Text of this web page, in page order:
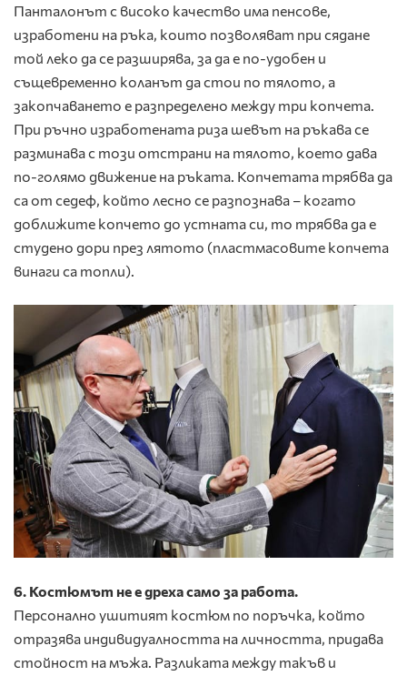
Панталонът с високо качество има пенсове,
изработени на ръка, които позволяват при сядане
той леко да се разширява, за да е по-удобен и
същевременно коланът да стои по тялото, а
закопчаването е разпределено между три копчета.
При ръчно изработената риза шевът на ръкава се
разминава с този отстрани на тялото, което дава
по-голямо движение на ръката. Копчетата трябва да
са от седеф, който лесно се разпознава – когато
доближите копчето до устната си, то трябва да е
студено дори през лятото (пластмасовите копчета
винаги са топли).
6. Костюмът не е дреха само за работа.
Персонално ушитият костюм по поръчка, който
отразява индивидуалността на личността, придава
стойност на мъжа. Разликата между такъв и